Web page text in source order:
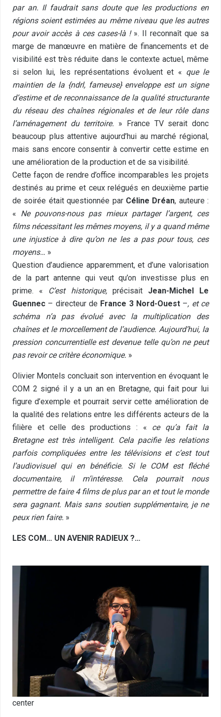
par an. Il faudrait sans doute que les productions en
régions soient estimées au même niveau que les autres
pour avoir accès à ces cases-là ! ». Il reconnaît que sa
marge de manœuvre en matière de financements et de
visibilité est très réduite dans le contexte actuel, même
si selon lui, les représentations évoluent et « que le
maintien de la {ndrl, fameuse} enveloppe est un signe
d’estime et de reconnaissance de la qualité structurante
du réseau des chaînes régionales et de leur rôle dans
l’aménagement du territoire. » France TV serait donc
beaucoup plus attentive aujourd’hui au marché régional,
mais sans encore consentir à convertir cette estime en
une amélioration de la production et de sa visibilité.
Cette façon de rendre d’office incomparables les projets
destinés au prime et ceux relégués en deuxième partie
de soirée était questionnée par Céline Dréan, auteure :
« Ne pouvons-nous pas mieux partager l’argent, ces
films nécessitant les mêmes moyens, il y a quand même
une injustice à dire qu’on ne les a pas pour tous, ces
moyens… »
Question d’audience apparemment, et d’une valorisation
de la part antenne qui veut qu’on investisse plus en
prime. « C’est historique, précisait Jean-Michel Le
Guennec – directeur de France 3 Nord-Ouest –, et ce
schéma n’a pas évolué avec la multiplication des
chaînes et le morcellement de l’audience. Aujourd’hui, la
pression concurrentielle est devenue telle qu’on ne peut
pas revoir ce critère économique. »
Olivier Montels concluait son intervention en évoquant le
COM 2 signé il y a un an en Bretagne, qui fait pour lui
figure d’exemple et pourrait servir cette amélioration de
la qualité des relations entre les différents acteurs de la
filière et celle des productions : « ce qu’a fait la
Bretagne est très intelligent. Cela pacifie les relations
parfois compliquées entre les télévisions et c’est tout
l’audiovisuel qui en bénéficie. Si le COM est fléché
documentaire, il m’intéresse. Cela pourrait nous
permettre de faire 4 films de plus par an et tout le monde
sera gagnant. Mais sans soutien supplémentaire, je ne
peux rien faire. »
LES COM… UN AVENIR RADIEUX ?…
center